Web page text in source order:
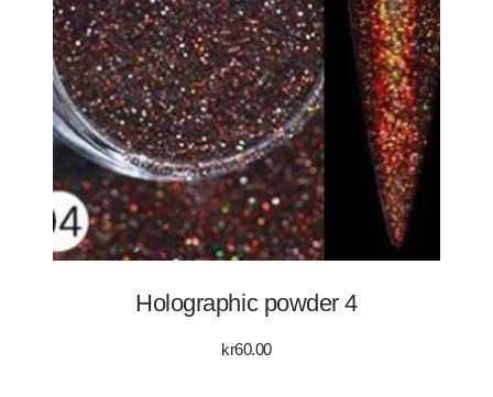
Holographic powder 4
kr60.00